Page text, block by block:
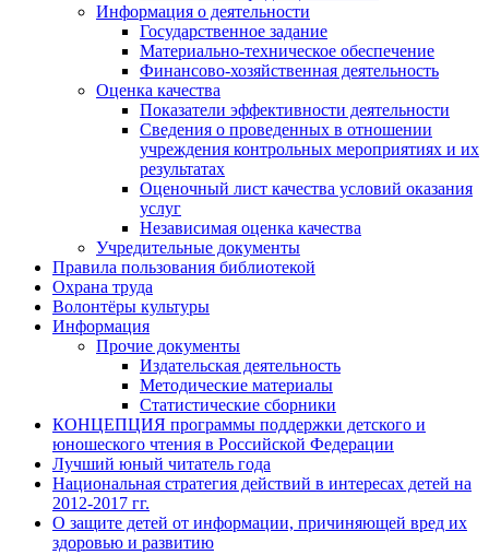
Информация о деятельности
Государственное задание
Материально-техническое обеспечение
Финансово-хозяйственная деятельность
Оценка качества
Показатели эффективности деятельности
Сведения о проведенных в отношении
учреждения контрольных мероприятиях и их
результатах
Оценочный лист качества условий оказания
услуг
Независимая оценка качества
Учредительные документы
Правила пользования библиотекой
Охрана труда
Волонтёры культуры
Информация
Прочие документы
Издательская деятельность
Методические материалы
Статистические сборники
КОНЦЕПЦИЯ программы поддержки детского и
юношеского чтения в Российской Федерации
Лучший юный читатель года
Национальная стратегия действий в интересах детей на
2012-2017 гг.
О защите детей от информации, причиняющей вред их
здоровью и развитию